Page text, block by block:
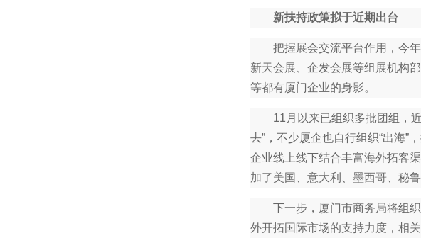
新扶持政策拟于近期出台
把握展会交流平台作用，今年
新天会展、企发会展等组展机构
等都有厦门企业的身影。
11月以来已组织多批团组，近
去”，不少厦企也自行组织“出海”
企业线上线下结合丰富海外拓客
加了美国、意大利、墨西哥、秘
下一步，厦门市商务局将组织
外开拓国际市场的支持力度，相